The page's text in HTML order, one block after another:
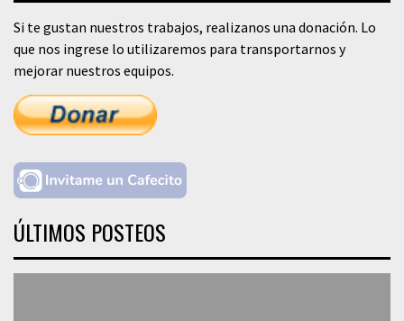
Si te gustan nuestros trabajos, realizanos una donación. Lo
que nos ingrese lo utilizaremos para transportarnos y
mejorar nuestros equipos.
ÚLTIMOS POSTEOS